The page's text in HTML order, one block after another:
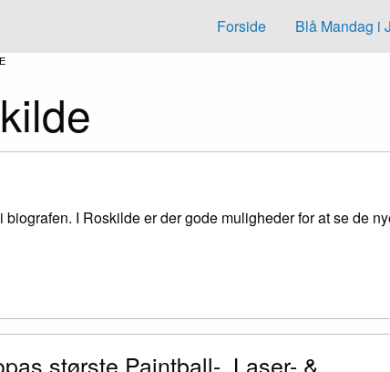
Forside Blå Mandag i
I Roskilde er der gode muligheder for at se de
største Paintball-, Laser- &